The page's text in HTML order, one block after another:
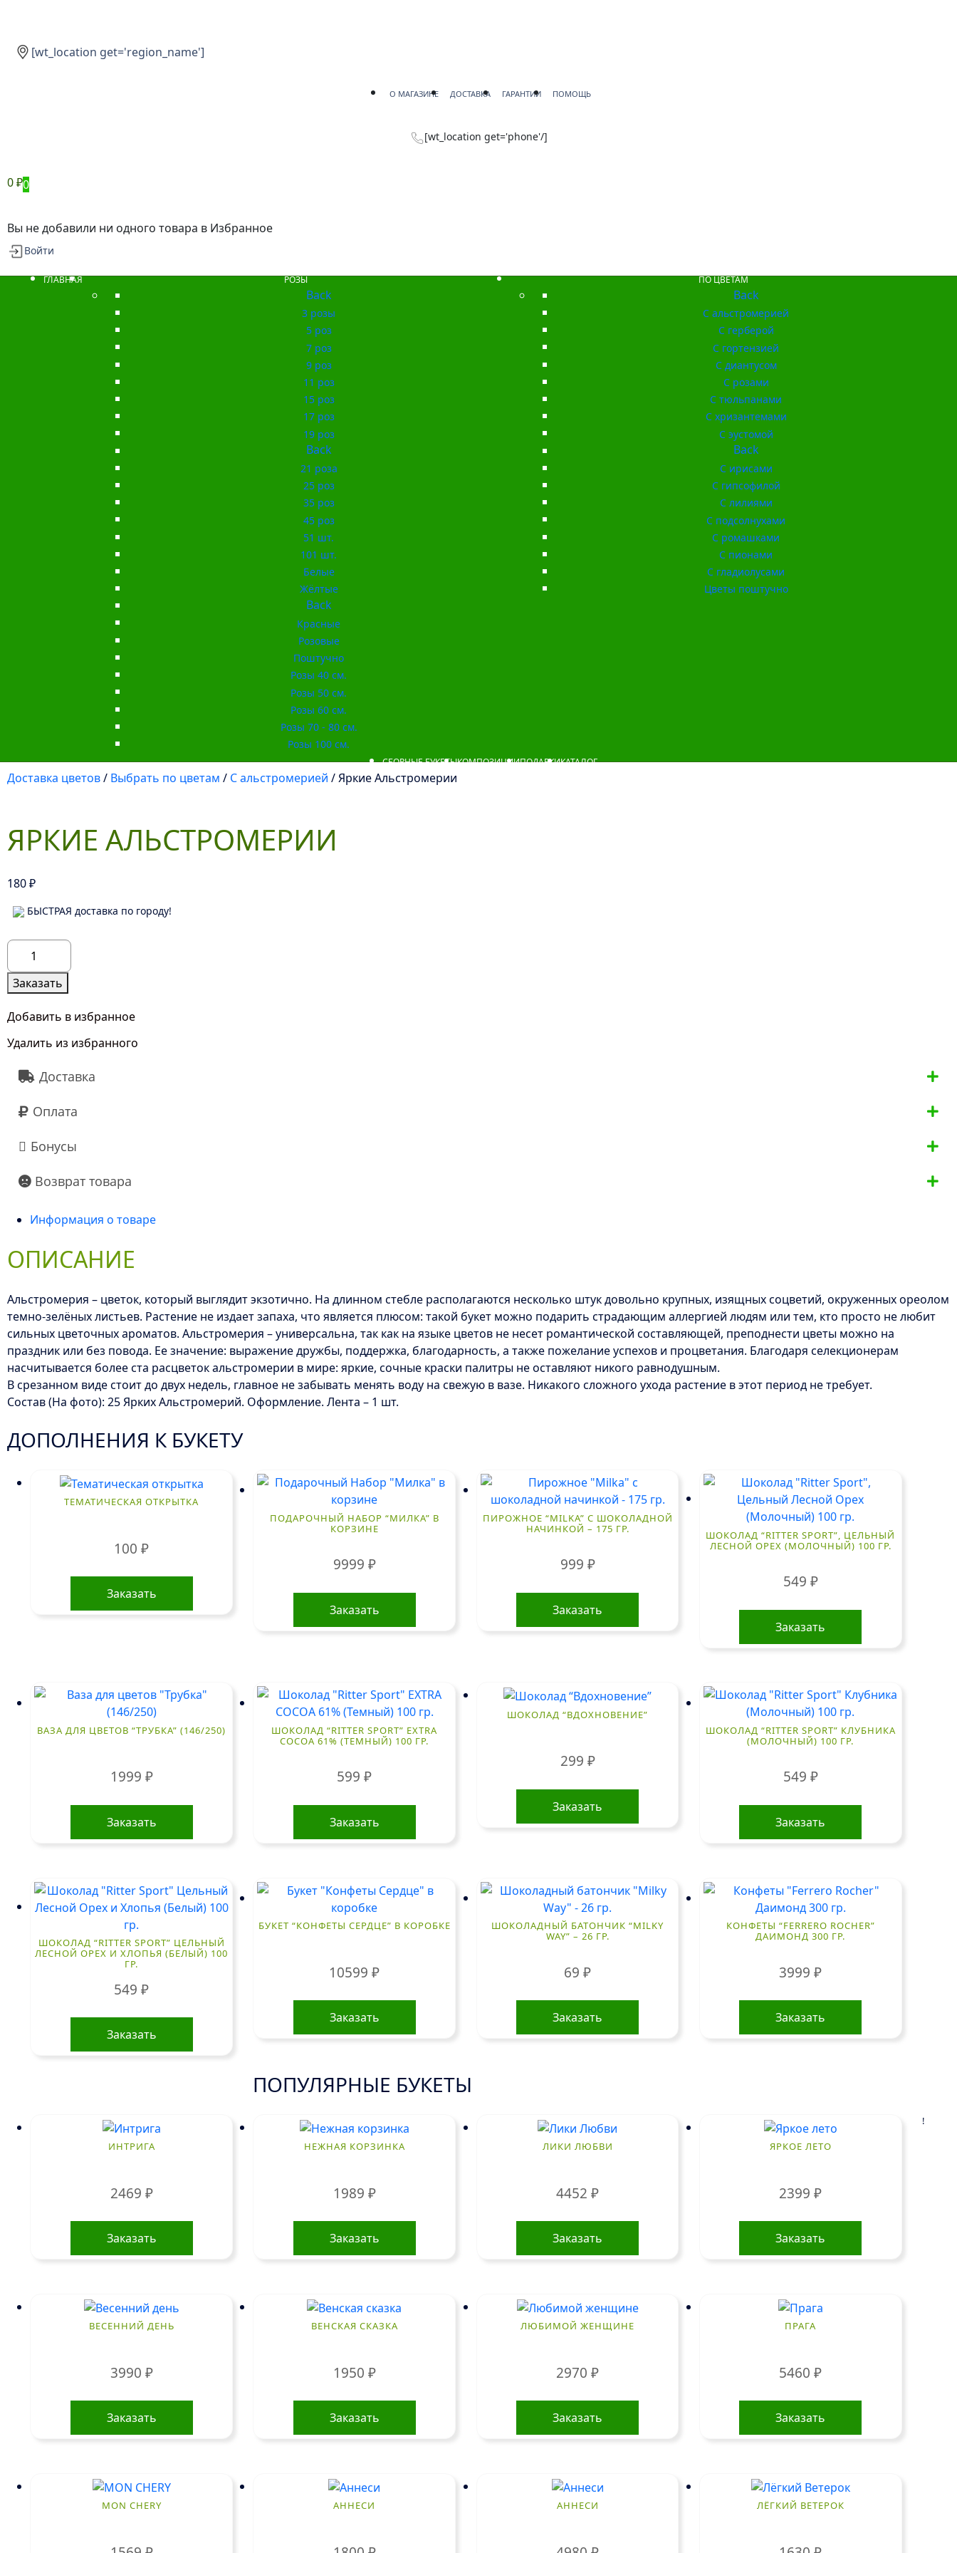
[wt_location get='region_name']
О МАГАЗИНЕ ДОСТАВКА ГАРАНТИИ ПОМОЩЬ
[wt_location get='phone'/]
0₽0
Вы не добавили ни одного товара в Избранное
Войти
ГЛАВНАЯ РОЗЫ
Back
3 розы
5 роз
7 роз
9 роз
11 роз
15 роз
17 роз
19 роз
Back
21 роза
25 роз
35 роз
45 роз
51 шт.
101 шт.
Белые
Жёлтые
Back
Красные
Розовые
Поштучно
Розы 40 см.
Розы 50 см.
Розы 60 см.
Розы 70 - 80 см.
Розы 100 см.
ПО ЦВЕТАМ
Back
С альстромерией
С герберой
С гортензией
С диантусом
С розами
С тюльпанами
С хризантемами
С эустомой
Back
С ирисами
С гипсофилой
С лилиями
С подсолнухами
С ромашками
С пионами
С гладиолусами
Цветы поштучно
СБОРНЫЕ БУКЕТЫКОМПОЗИЦИИПОДАРКИКАТАЛОГ
Доставка цветов/ Выбрать по цветам / С альстромерией / Яркие Альстромерии
ЯРКИЕ АЛЬСТРОМЕРИИ
180₽
БЫСТРАЯ доставка по городу!
Количество
товара
Яркие
Альстромерии
Заказать
Добавить в избранное
Удалить из избранного
Доставка
Оплата
Бонусы
Возврат товара
Информация о товаре
ОПИСАНИЕ
Альстромерия – цветок, который выглядит экзотично. На длинном стебле располагаются несколько штук довольно крупных, изящных соцветий, окруженных ореолом
темно-зелёных листьев. Растение не издает запаха, что является плюсом: такой букет можно подарить страдающим аллергией людям или тем, кто просто не любит
сильных цветочных ароматов. Альстромерия – универсальна, так как на языке цветов не несет романтической составляющей, преподнести цветы можно на
праздник или без повода. Ее значение: выражение дружбы, поддержка, благодарность, а также пожелание успехов и процветания. Благодаря селекционерам
насчитывается более ста расцветок альстромерии в мире: яркие, сочные краски палитры не оставляют никого равнодушным.
В срезанном виде стоит до двух недель, главное не забывать менять воду на свежую в вазе. Никакого сложного ухода растение в этот период не требует.
Состав (На фото): 25 Ярких Альстромерий. Оформление. Лента – 1 шт.
ДОПОЛНЕНИЯ К БУКЕТУ
ТЕМАТИЧЕСКАЯ ОТКРЫТКА
100₽
Заказать
ПОДАРОЧНЫЙ НАБОР “МИЛКА” В
КОРЗИНЕ
9999 ₽
Заказать
ПИРОЖНОЕ “MILKA” С ШОКОЛАДНОЙ
НАЧИНКОЙ – 175 ГР.
999 ₽
Заказать
ШОКОЛАД “RITTER SPORT”, ЦЕЛЬНЫЙ
ЛЕСНОЙ ОРЕХ (МОЛОЧНЫЙ) 100 ГР.
549 ₽
Заказать
ВАЗА ДЛЯ ЦВЕТОВ “ТРУБКА” (146/250)
1999 ₽
Заказать
ШОКОЛАД “RITTER SPORT” EXTRA
COCOA 61% (ТЕМНЫЙ) 100 ГР.
599₽
Заказать
ШОКОЛАД “ВДОХНОВЕНИЕ”
299 ₽
Заказать
ШОКОЛАД “RITTER SPORT” КЛУБНИКА
(МОЛОЧНЫЙ) 100 ГР.
549 ₽
Заказать
ШОКОЛАД “RITTER SPORT” ЦЕЛЬНЫЙ
ЛЕСНОЙ ОРЕХ И ХЛОПЬЯ (БЕЛЫЙ) 100
ГР.
549₽
Заказать
БУКЕТ “КОНФЕТЫ СЕРДЦЕ” В КОРОБКЕ
10599₽
Заказать
ШОКОЛАДНЫЙ БАТОНЧИК “MILKY
WAY” – 26 ГР.
69 ₽
Заказать
КОНФЕТЫ “FERRERO ROCHER”
ДАИМОНД 300 ГР.
3999₽
Заказать
ПОПУЛЯРНЫЕ БУКЕТЫ
ИНТРИГА
2469 ₽
Заказать
НЕЖНАЯ КОРЗИНКА
1989 ₽
Заказать
ЛИКИ ЛЮБВИ
4452 ₽
Заказать
ЯРКОЕ ЛЕТО
2399₽
Заказать
ВЕСЕННИЙ ДЕНЬ
3990 ₽
Заказать
ВЕНСКАЯ СКАЗКА
1950 ₽
Заказать
ЛЮБИМОЙ ЖЕНЩИНЕ
2970 ₽
Заказать
ПРАГА
5460₽
Заказать
MON CHERY АННЕСИ АННЕСИ ЛЁГКИЙ ВЕТЕРОК
!